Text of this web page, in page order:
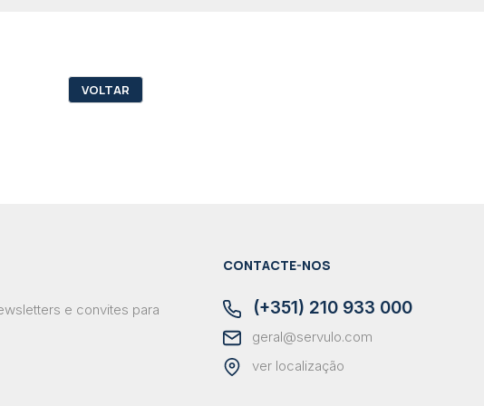
VOLTAR
e convites para
CONTACTE-NOS
(+351) 210 933 000
geral@servulo.com
ver localização